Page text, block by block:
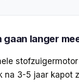
gaan langer
3-5 jaar kapot